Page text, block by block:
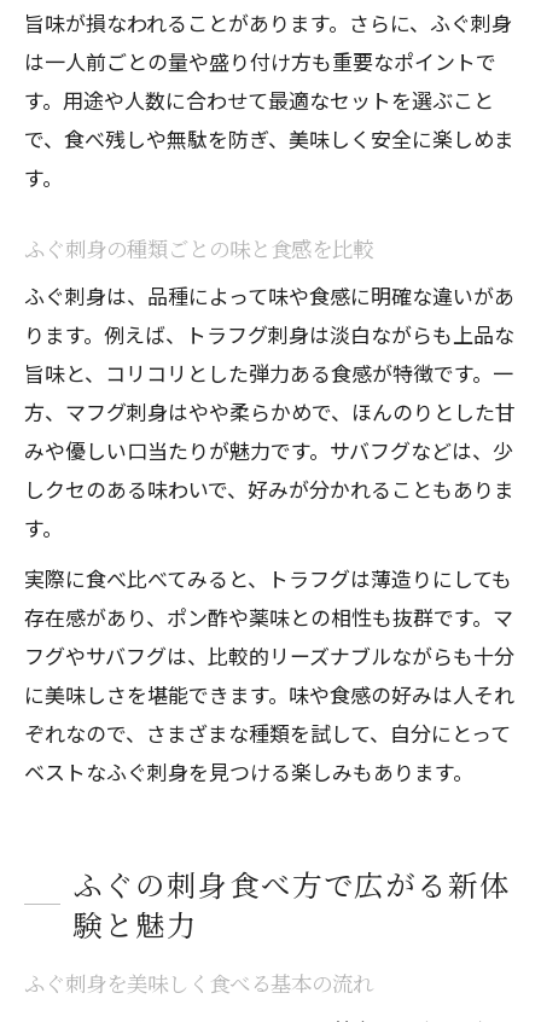
旨味が損なわれることがあります。さらに、ふぐ刺身
は一人前ごとの量や盛り付け方も重要なポイントで
す。用途や人数に合わせて最適なセットを選ぶこと
で、食べ残しや無駄を防ぎ、美味しく安全に楽しめま
す。
ふぐ刺身の種類ごとの味と食感を比較
ふぐ刺身は、品種によって味や食感に明確な違いがあ
ります。例えば、トラフグ刺身は淡白ながらも上品な
旨味と、コリコリとした弾力ある食感が特徴です。一
方、マフグ刺身はやや柔らかめで、ほんのりとした甘
みや優しい口当たりが魅力です。サバフグなどは、少
しクセのある味わいで、好みが分かれることもありま
す。
実際に食べ比べてみると、トラフグは薄造りにしても
存在感があり、ポン酢や薬味との相性も抜群です。マ
フグやサバフグは、比較的リーズナブルながらも十分
に美味しさを堪能できます。味や食感の好みは人それ
ぞれなので、さまざまな種類を試して、自分にとって
ベストなふぐ刺身を見つける楽しみもあります。
ふぐの刺身食べ方で広がる新体
験と魅力
ふぐ刺身を美味しく食べる基本の流れ